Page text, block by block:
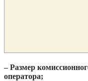
– Размер
оператора;